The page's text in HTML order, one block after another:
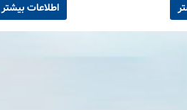
اطلاعات بیشتر